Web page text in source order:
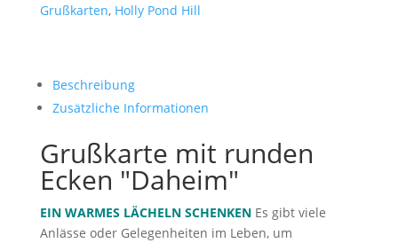
Grußkarten, Holly Pond Hill
Beschreibung
Zusätzliche Informationen
Grußkarte mit runden
Ecken "Daheim"
EIN WARMES LÄCHELN SCHENKEN Es gibt viele
Anlässe oder Gelegenheiten im Leben, um